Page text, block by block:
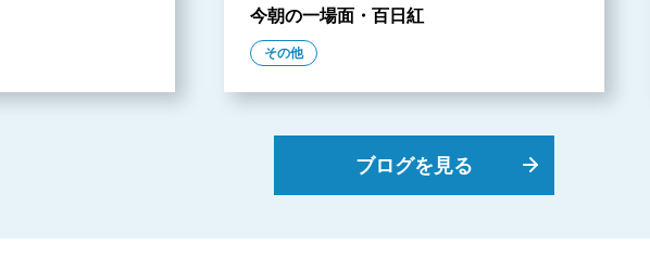
今朝の一場面・百日紅
その他
ブログを見る